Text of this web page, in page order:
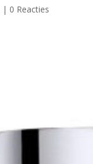
| 0 Reacties